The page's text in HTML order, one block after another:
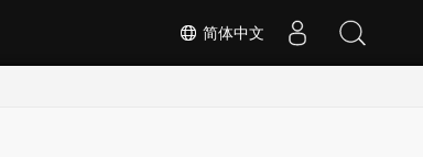
简体中文